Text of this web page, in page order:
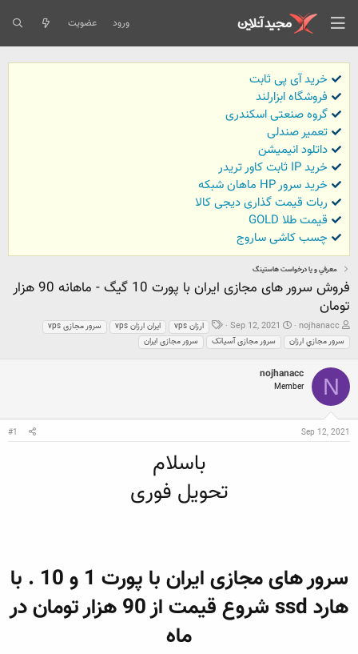
ورود عضویت
خرید آی پی ثابت
فروشگاه ابزارلند
گروه صنعتی اسکندری
تعمیر صندلی
داتلود انیمیشن
خرید IP ثابت کاور تریدر
خرید سرور HP ماهان شبکه
ربات قیمت گذاری دیجی کالا
قیمت طلا GOLD
چسب کاشی ساروج
معرفي و يا درخواست هاستينگ
فروش سرور های مجازی ایران با پورت 10 گیگ - ماهانه 90 هزار
تومان
ش
ر
و
ک
ن
د
ه
م
nojhanacc
ت
ا
ر
خ
ش
ع
Sep 12, 2021
ب
ر
چ
vps ارزان vps ایران ارزان
vps سرور مجازی
سرور مجازي ارزان
سرور مجازی آسیاتک سرور مجازی ایران
N
nojhanacc
Member
Sep 12, 2021
#1
باسلام
تحویل فوری
سرور های مجازی ایران با پورت 1 و 10 . با
هارد ssd شروع قیمت از 90 هزار تومان در
ماه